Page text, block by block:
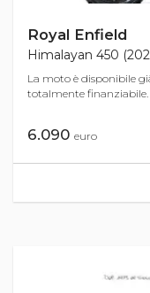
Royal Enfield
Himalayan 450
La moto è disponibile
totalmente finanziabile.
6.090 euro